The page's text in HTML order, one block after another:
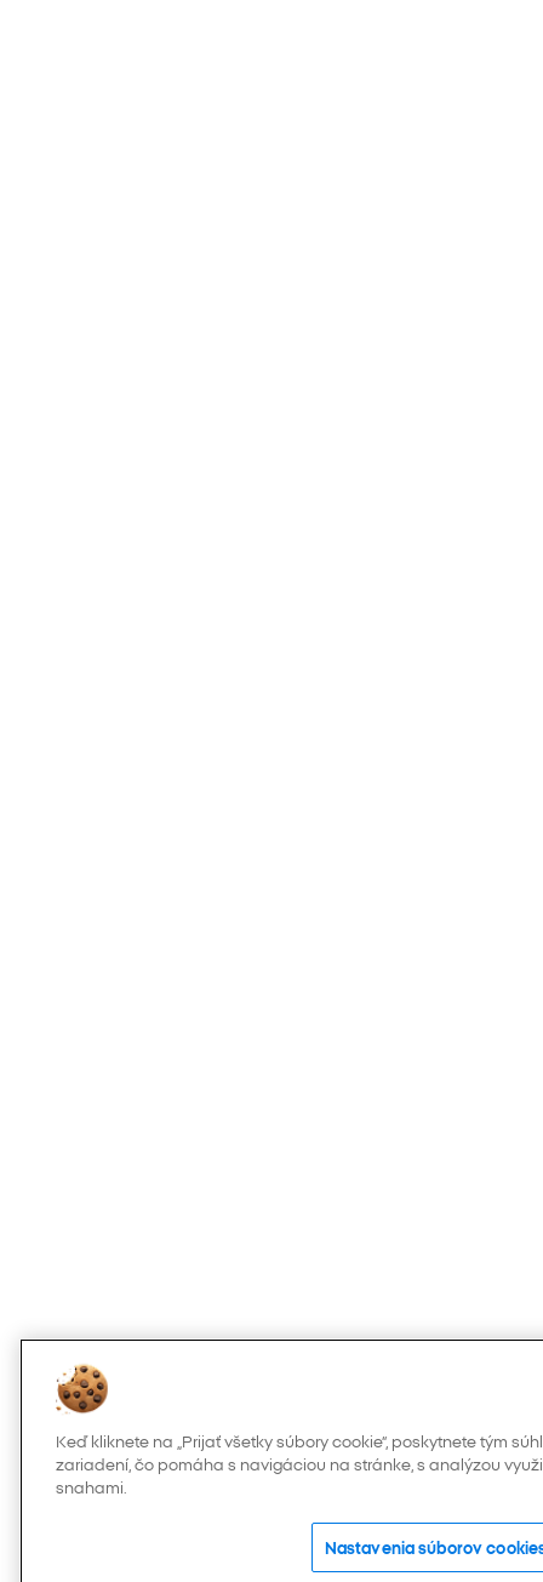
Keď kliknete na „Prijať všetky súbory cookie“, poskytnete tým
zariadení, čo pomáha s navigáciou na stránke, s analýzou
snahami.
Nastavenia súborov